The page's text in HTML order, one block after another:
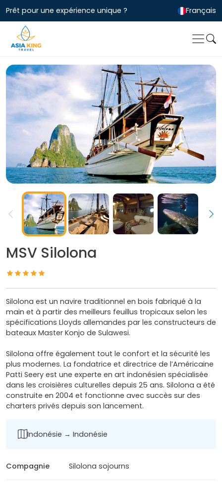
Prêt pour une expérience unique ? Français
MSV Silolona
Silolona est un navire traditionnel en bois fabriqué à la
main et à partir des meilleurs feuillus tropicaux selon les
spécifications Lloyds allemandes par les constructeurs de
bateaux Master Konjo de Sulawesi.
Silolona offre également tout le confort et la sécurité les
plus modernes. La fondatrice et directrice de l’Américaine
Patti Seery est une experte en art indonésien spécialisée
dans les croisières culturelles depuis 25 ans. Silolona a été
construite en 2004 et fonctionne avec succès sur des
charters privés depuis son lancement.
Indonésie → Indonésie
Compagnie Silolona sojourns